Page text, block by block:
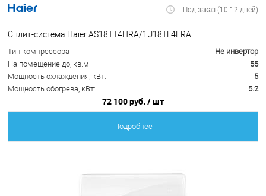
Под заказ (10-12 дней)
Сплит-система Haier AS18TT4HRA/1U18TL4FRA
Тип компрессора
Не инвертор
На помещение до, кв.м
55
Мощность охлаждения, кВт:
5
Мощность обогрева, кВт:
5.2
72 100 руб. / шт
Подробнее